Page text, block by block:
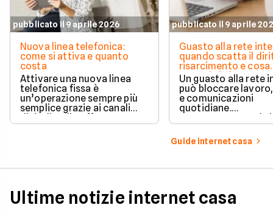
pubblicato il 9 aprile 2026
Nuova linea telefonica:
come si attiva e quanto
costa
Attivare una nuova linea
telefonica fissa è
un’operazione sempre più
semplice grazie ai canali
integrate con internet casa.
pubblicato il 9 aprile
Guasto alla rete
quando scatta il
risarcimento e cosa
prevede la legge
Un guasto alla rete
può bloccare
e comunicazioni
quotidiane.
prevede strumenti
per ottenere un
risarcimento in
Guide internet casa
Ultime notizie internet casa